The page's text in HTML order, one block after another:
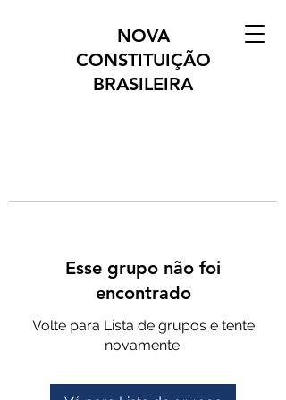
NOVA
CONSTITUIÇÃO
BRASILEIRA
Esse grupo não foi
encontrado
Volte para Lista de grupos e tente
novamente.